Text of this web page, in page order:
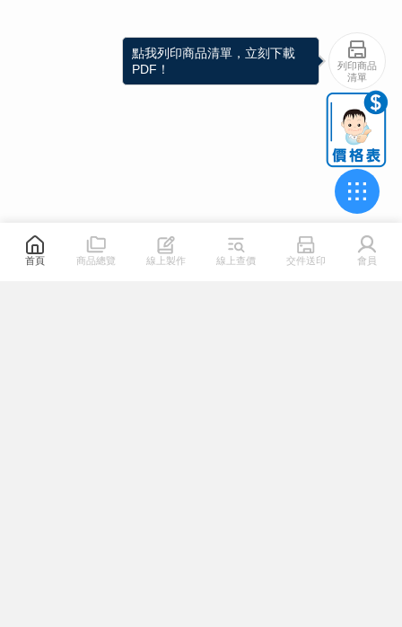
列印商品
清單
點我列印商品清單，立刻下載
PDF！
首頁 商品總覽 線上製作 線上查價 交件送印 會員